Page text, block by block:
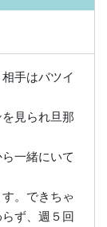
手はバツイ
見られ旦那
一緒にいて
。できちゃ
ず、週５回